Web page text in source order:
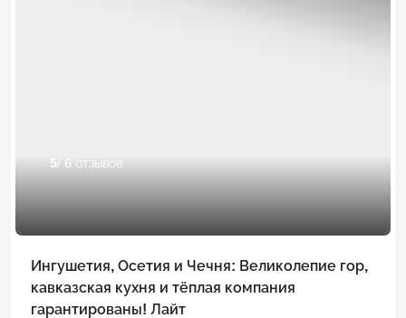
5/ 6 отзывов
Ингушетия, Осетия и Чечня: Великолепие гор,
кавказская кухня и тёплая компания
гарантированы! Лайт